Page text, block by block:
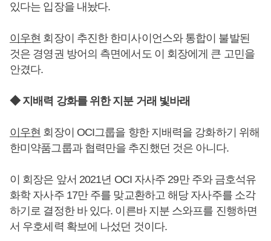
있다는 입장을 내놨다.
이우현 회장이 추진한 한미사이언스와 통합이 불발된
것은 경영권 방어의 측면에서도 이 회장에게 큰 고민을
안겼다.
◆ 지배력 강화를 위한 지분 거래 빛바래
이우현 회장이 OCI그룹을 향한 지배력을 강화하기 위해
한미약품그룹과 협력만을 추진했던 것은 아니다.
이 회장은 앞서 2021년 OCI 자사주 29만 주와 금호석유
화학 자사주 17만 주를 맞교환하고 해당 자사주를 소각
하기로 결정한 바 있다. 이른바 지분 스와프를 진행하면
서 우호세력 확보에 나섰던 것이다.